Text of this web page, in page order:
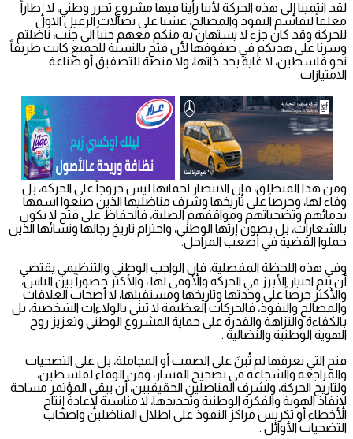
لقد انتمينا إلى هذه الحركة لأننا رأينا فيها مشروع تحرر وطني، لا إطاراً
مغلقاً لتقاسم النفوذ والمصالح، عشنا على نضآلات الرعيل الاول
للحركة وقد كان جزء لا يستهان به منكم معهم جنباً الى جنب، ناضلتم
وسرنا على هديكم في صفوفها لأن فتح بالنسبة للجميع كانت طريقاً
نحو فلسطين، لا غاية بحد ذاتها، ولا منصة للتصفيق أو صناعة
الامتيازات.
ومن هذا المنطلق، فإن الانتصار لحماتها ليس خروجاً على الحركة، بل
وفاء لها، وحرصاً على تاريخها وشرف مناضليها الذين صنعوا اسمها
بدمائهم وتضحياتهم ومواقفهم الصلبة، فالحفاظ على فتح لا يكون
بالشعارات، بل بصون إرثها الوطني، واحترام تاريخ رجالها ونسائها الذين
حملوا القضية في أصعب المراحل.
وفي هذه اللحظة المفصلية، فإن الواجب الوطني والتنظيمي يقتضي
أن يتم اختيار الأبرز في الحركة والأوفى لها ، والأكثر حضوراً بين الناس،
والأكثر حرصاً على وحدتها وتاريخها ومستقبلها، لا أصحاب العلاقات
والمصالح والنفوذ، فالحركات العظيمة لا تبنى بالولاءات الشخصية، بل
بالكفاءة والنزاهة والقدرة على حماية المشروع الوطني وتعزيز روح
الهوية الوطنية والنضالية .
فتح التي نعرفها لم تُبنَ على الصمت أو المجاملة، بل على التضحيات
والمراجعة والشجاعة في تصحيح المسار، ومن الوفاء لفلسطين،
ولتاريخ الحركة، ولشرف المناضلين الحقيقيين، أن يبقى المؤتمر مساحة
لإنقاذ الهوية والفكرة الوطنية وتجديدها، لا مناسبة لإعادة إنتاج
الأخطاء أو تكريس مراكز النفوذ على اطلال المناضلين واصحاب
التضحيات الأوائل .